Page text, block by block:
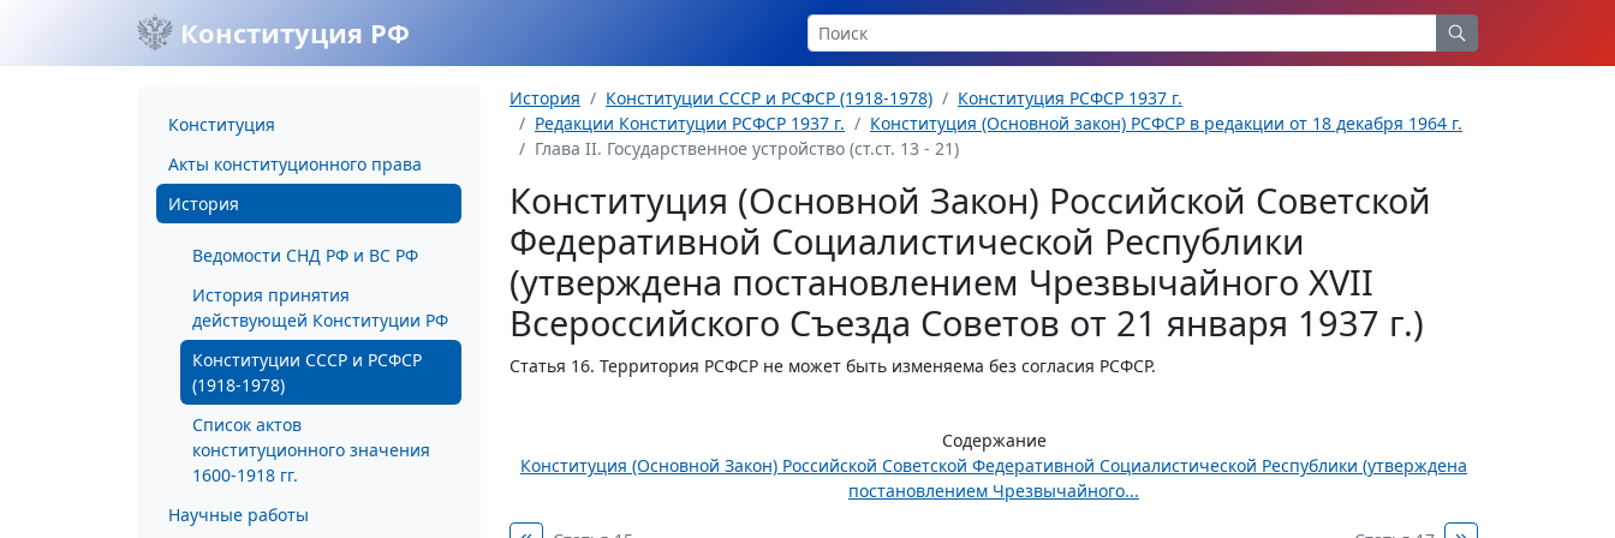
Конституция РФ
Конституция
Акты конституционного права
История
Ведомости СНД РФ и ВС РФ
История принятия
действующей Конституции РФ
Конституции СССР и РСФСР
(1918-1978)
Список актов
конституционного значения
1600-1918 гг.
Научные работы
История Конституции СССР и РСФСР (1918-1978)
Конституция РСФСР 1937 г.
Редакции Конституции РСФСР 1937 г.
Конституция (Основной закон) РСФСР в редакции от 18 декабря 1964 г.
Глава II. Государственное устройство (ст.ст. 13 - 21)
Конституция (Основной Закон) Российской Советской
Федеративной Социалистической Республики
(утверждена постановлением Чрезвычайного XVII
Всероссийского Съезда Советов от 21 января 1937 г.)
Статья 16. Территория РСФСР не может быть изменяема без согласия РСФСР.
Содержание
Конституция (Основной Закон) Российской Советской Федеративной Социалистической Республики (утверждена
постановлением Чрезвычайного...